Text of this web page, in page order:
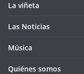
La viñeta
Las Noticias
Música
Quiénes somos